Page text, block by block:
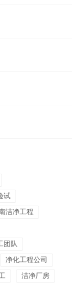
试
洁净工程
团队
净化工程公司
洁净厂房